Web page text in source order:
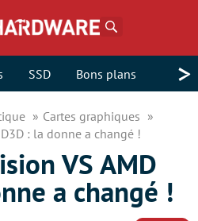
SSD Bons plans >
Cartes graphiques
: la donne a changé !
VS AMD
a changé !